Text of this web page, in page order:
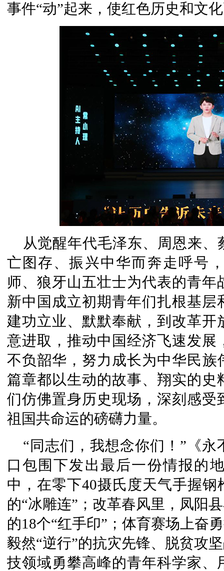
事件“动”起来，使红色历史和文
从觉醒年代毛泽东、周恩来
亡图存、振兴中华而奔走呼号
师、狼牙山五壮士为代表的青
新中国成立初期青年们扎根基
建功立业、默默奉献，到改革
意进取，推动中国经济飞速发
不负韶华，努力成长为中华民
篇章都以生动的故事、翔实的
们仿佛置身历史现场，深刻感
祖国共命运的磅礴力量。
“同志们，我想念你们！”《
口包围下发出最后一份情报的
中，在零下40摄氏度天气手握
的“冰雕连”；改革春风里，凤阳
的18个“红手印”；体育赛场上奋
毅然“逆行”的抗灾先锋、脱贫攻
技领域勇攀高峰的青年科学家